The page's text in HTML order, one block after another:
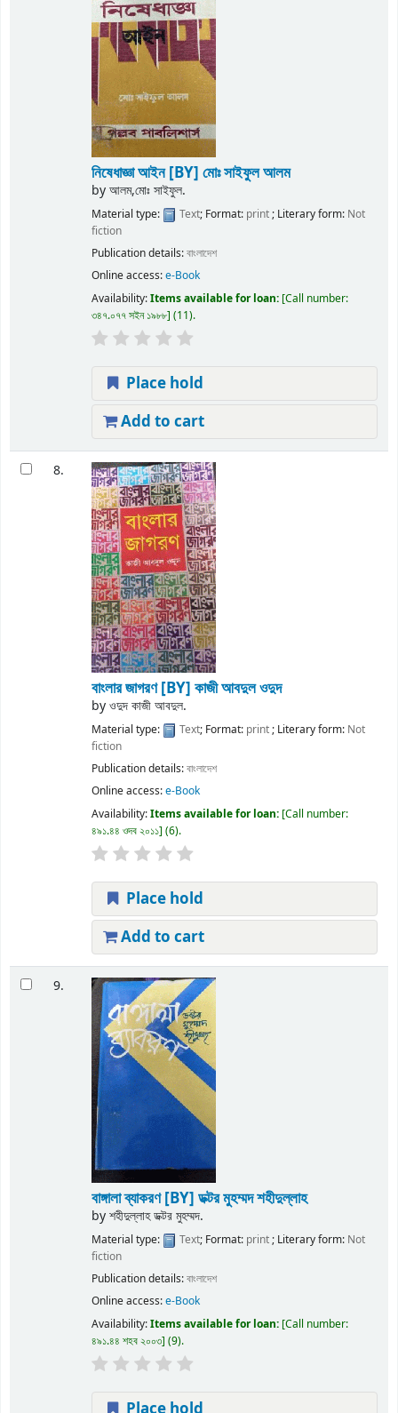
নিষেধাজ্ঞা আইন[BY] মোঃ সাইফুল আলম
byআলম,মোঃ সাইফুল.
Material type: Text; Format: print; Literary form: Not
fiction
Publication details:বাংলাদেশ
Online access:e-Book
Availability:Items available for loan: Call number:
৩৪৭.০৭৭ সইন ১৯৮৮ (11).
Place hold
Add to cart
8.
বাংলার জাগরণ[BY] কাজী আবদুল ওদুদ
byওদুদ কাজী আবদুল.
Material type: Text; Format: print; Literary form: Not
fiction
Publication details:বাংলাদেশ
Online access:e-Book
Availability:Items available for loan: Call number:
৪৯১.৪৪ ওদব ২০১১ (6).
Place hold
Add to cart
9.
বাঙ্গালা ব্যাকরণ[BY] ডক্টর মুহম্মদ শহীদুল্লাহ
byশহীদুল্লাহ ডক্টর মুহম্মদ.
Material type: Text; Format: print; Literary form: Not
fiction
Publication details:বাংলাদেশ
Online access:e-Book
Availability:Items available for loan: Call number:
৪৯১.৪৪ শহব ২০০৩ (9).